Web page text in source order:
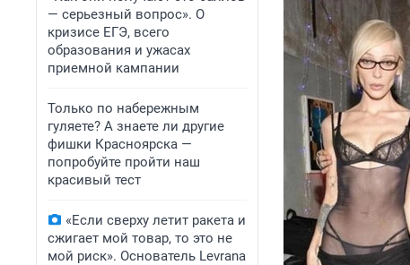
— серьезный вопрос». О
кризисе ЕГЭ, всего
образования и ужасах
приемной кампании
Только по набережным
гуляете? А знаете ли другие
фишки Красноярска —
попробуйте пройти наш
красивый тест
«Если сверху летит ракета и
сжигает мой товар, то это не
мой риск». Основатель Levrana